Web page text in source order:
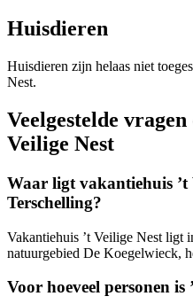
Huisdieren
Huisdieren zijn helaas niet
Nest.
Veelgestelde
Veilige Nest
Waar ligt vakantiehuis ’t
Terschelling?
Vakantiehuis ’t Veilige Nest ligt
natuurgebied De Koegelwieck,
Voor hoeveel personen is